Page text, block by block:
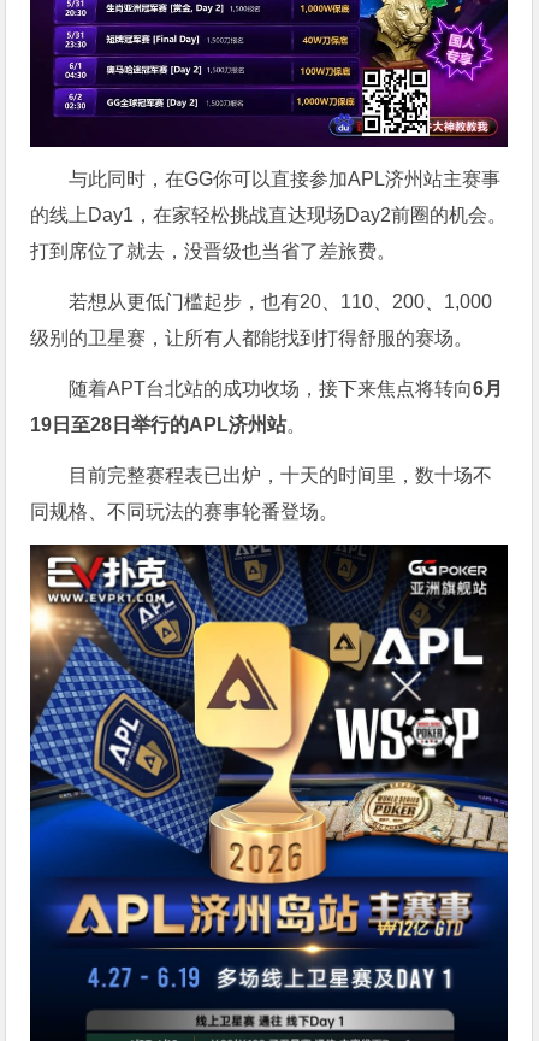
与此同时，在GG你可以直接参加APL济州站主赛事
的线上Day1，在家轻松挑战直达现场Day2前圈的机会。
打到席位了就去，没晋级也当省了差旅费。
若想从更低门槛起步，也有20、110、200、1,000
级别的卫星赛，让所有人都能找到打得舒服的赛场。
随着APT台北站的成功收场，接下来焦点将转向6月
19 日至28 日举行的APL济州站。
目前完整赛程表已出炉，十天的时间里，数十场不
同规格、不同玩法的赛事轮番登场。